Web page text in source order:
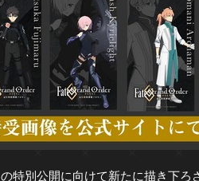
の特別公開に向けて新たに描き下